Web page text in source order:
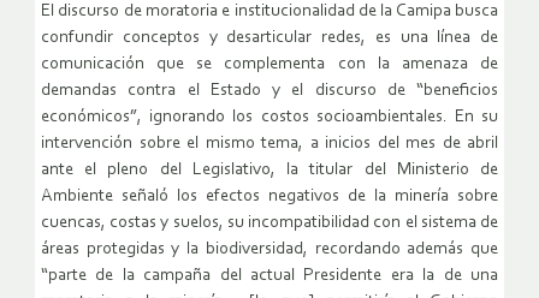
El discurso de moratoria e institucionalidad de la Camipa busca
confundir conceptos y desarticular redes, es una línea de
comunicación que se complementa con la amenaza de
demandas contra el Estado y el discurso de “beneficios
económicos”, ignorando los costos socioambientales. En su
intervención sobre el mismo tema, a inicios del mes de abril
ante el pleno del Legislativo, la titular del Ministerio de
Ambiente señaló los efectos negativos de la minería sobre
cuencas, costas y suelos, su incompatibilidad con el sistema de
áreas protegidas y la biodiversidad, recordando además que
“parte de la campaña del actual Presidente era la de una